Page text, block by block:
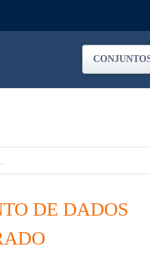
DE DADOS